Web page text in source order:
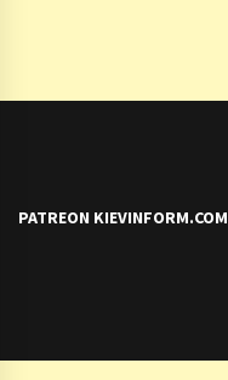
PATREON KIEVINFORM.COM